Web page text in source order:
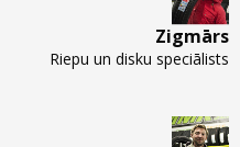
Zigmārs
Riepu un disku speciālists